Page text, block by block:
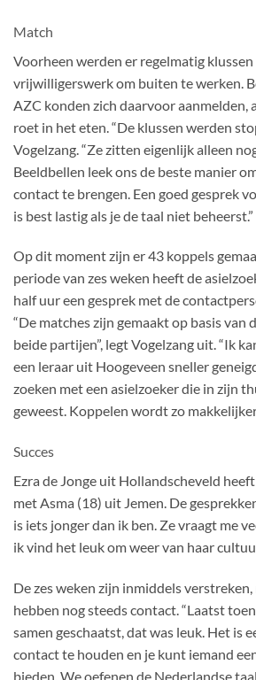
Match
Voorheen werden er regelmatig
vrijwilligerswerk om buiten te werken.
AZC konden zich daarvoor aanmelden,
roet in het eten. “De klussen werden
Vogelzang. “Ze zitten eigenlijk alleen
Beeldbellen leek ons de beste manier
contact te brengen. Een goed gesprek
is best lastig als je de taal niet beheerst.”
Op dit moment zijn er 43 koppels
periode van zes weken heeft de
half uur een gesprek met de
“De matches zijn gemaakt op basis van
beide partijen”, legt Vogelzang uit. “Ik
een leraar uit Hoogeveen sneller
zoeken met een asielzoeker die in zijn
geweest. Koppelen wordt zo
Succes
Ezra de Jonge uit Hollandscheveld
met Asma (18) uit Jemen. De
is iets jonger dan ik ben. Ze vraagt me
ik vind het leuk om weer van haar
De zes weken zijn inmiddels verstreken,
hebben nog steeds contact. “Laatst
samen geschaatst, dat was leuk. Het is
contact te houden en je kunt iemand
bieden. We oefenen de Nederlandse